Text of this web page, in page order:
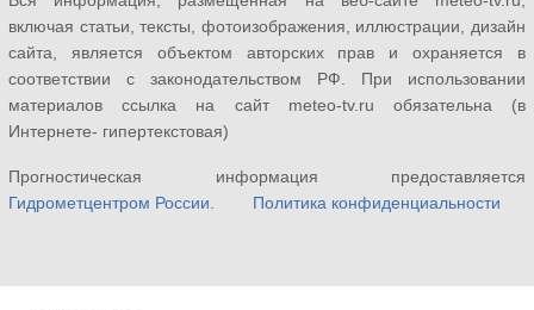
включая статьи, тексты, фотоизображения, иллюстрации, дизайн
сайта, является объектом авторских прав и охраняется в
соответствии с законодательством РФ. При использовании
материалов ссылка на сайт meteo-tv.ru обязательна (в
Интернете- гипертекстовая)
Прогностическая информация предоставляется
Гидрометцентром России. Политика конфиденциальности